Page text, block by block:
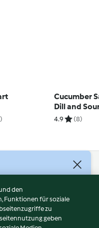
Cucumber
Dill and
Dressing
4.9 (8)
den
Funktionen für soziale
zu
geben